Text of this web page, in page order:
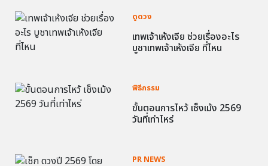
ดูดวง
เทพเจ้าเห้งเจีย ช่วยเรื่องอะไร
บูชาเทพเจ้าเห้งเจีย ที่ไหน
พิธีกรรม
ขั้นตอนการไหว้ เช็งเม้ง 2569
วันที่เท่าไหร่
PR NEWS